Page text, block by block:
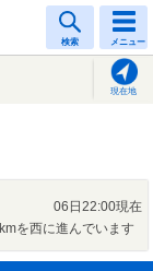
検索 メニュー
現在地
06日22:00現在
を西に進んでいます